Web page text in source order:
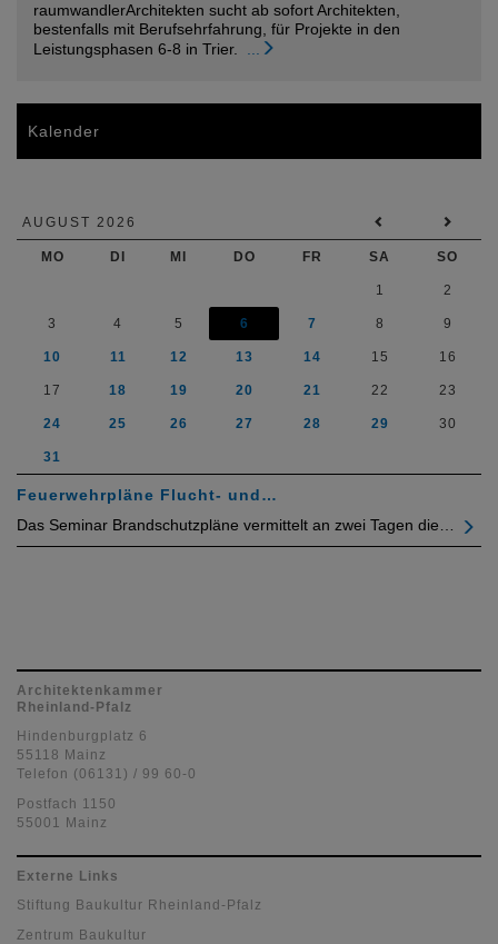
raumwandlerArchitekten sucht ab sofort Architekten,
bestenfalls mit Berufsehrfahrung, für Projekte in den
Leistungsphasen 6-8 in Trier.
Kalender
AUGUST 2026
MO DI MI DO FR SA SO
1 2
3 4 5 6 7 8 9
10 11 12 13 14 15 16
17 18 19 20 21 22 23
24 25 26 27 28 29 30
31
Feuerwehrpläne Flucht- und…
Das Seminar Brandschutzpläne vermittelt an zwei Tagen die…
Architektenkammer
Rheinland-Pfalz
Hindenburgplatz 6
55118 Mainz
Telefon (06131) / 99 60-0
Postfach 1150
55001 Mainz
Externe Links
Stiftung Baukultur Rheinland-Pfalz
Zentrum Baukultur